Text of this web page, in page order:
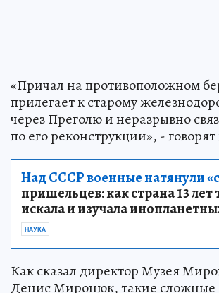
«Причал на противоположном
прилегает к старому
через Преголю и неразрывно
по его реконструкции», - говорят
Над СССР военные натянули
пришельцев: как страна 13 лет
искала и изучала
НАУКА
Как сказал директор Музея
Денис Миронюк, такие сложные